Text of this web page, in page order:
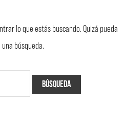
lo que estás buscando. Quizá pueda
búsqueda.